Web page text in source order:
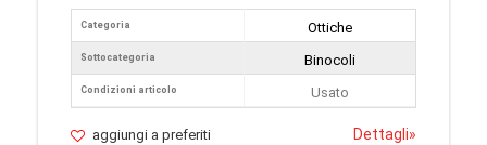
Categoria
Sottocategoria
Condizioni articolo
Ottiche
Binocoli
Usato
aggiungi a preferiti Dettagli»